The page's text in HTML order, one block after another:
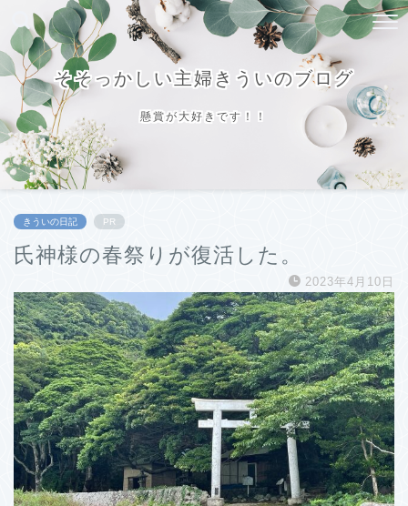
そそっかしい主婦きういのブログ
懸賞が大好きです！！
きういの日記 PR
氏神様の春祭りが復活した。
2023年4月10日